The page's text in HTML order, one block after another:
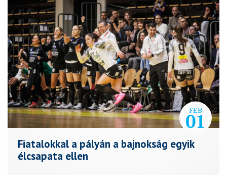
FEB
01
Fiatalokkal a pályán a bajnokság egyik
élcsapata ellen